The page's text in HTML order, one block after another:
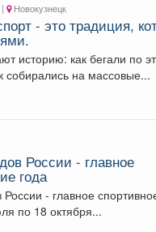
| Новокузнецк
- это традиция,
историю: как бегали по
собирались на массовые...
России - главное
года
- главное
С 31 июля по 18 октября...